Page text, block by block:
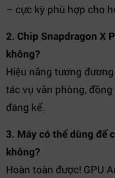
– cực kỳ phù hợp cho
2. Chip Snapdragon X
không?
Hiệu năng tương
tác vụ văn phòng,
đáng kể.
3. Máy có thể dùng để
không?
Hoàn toàn được! GPU